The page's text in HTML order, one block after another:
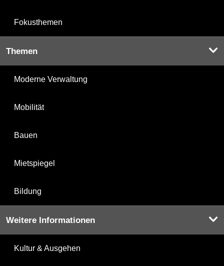
Fokusthemen
Themen
Moderne Verwaltung
Mobilität
Bauen
Mietspiegel
Bildung
Weitere Informationen
Kultur & Ausgehen